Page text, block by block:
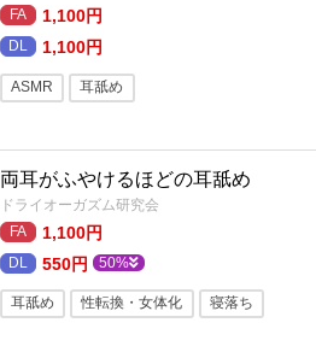
バイノーラル
フォーリーサウンド
1,100円
1,100円
ASMR 耳舐め
キス 性転換・女体化
メスイキ フォーリーサウンド
両耳がふやけるほどの耳舐め
ドライオーガズム研究会
1,100円
550円
50%
耳舐め 性転換・女体化 寝落ち